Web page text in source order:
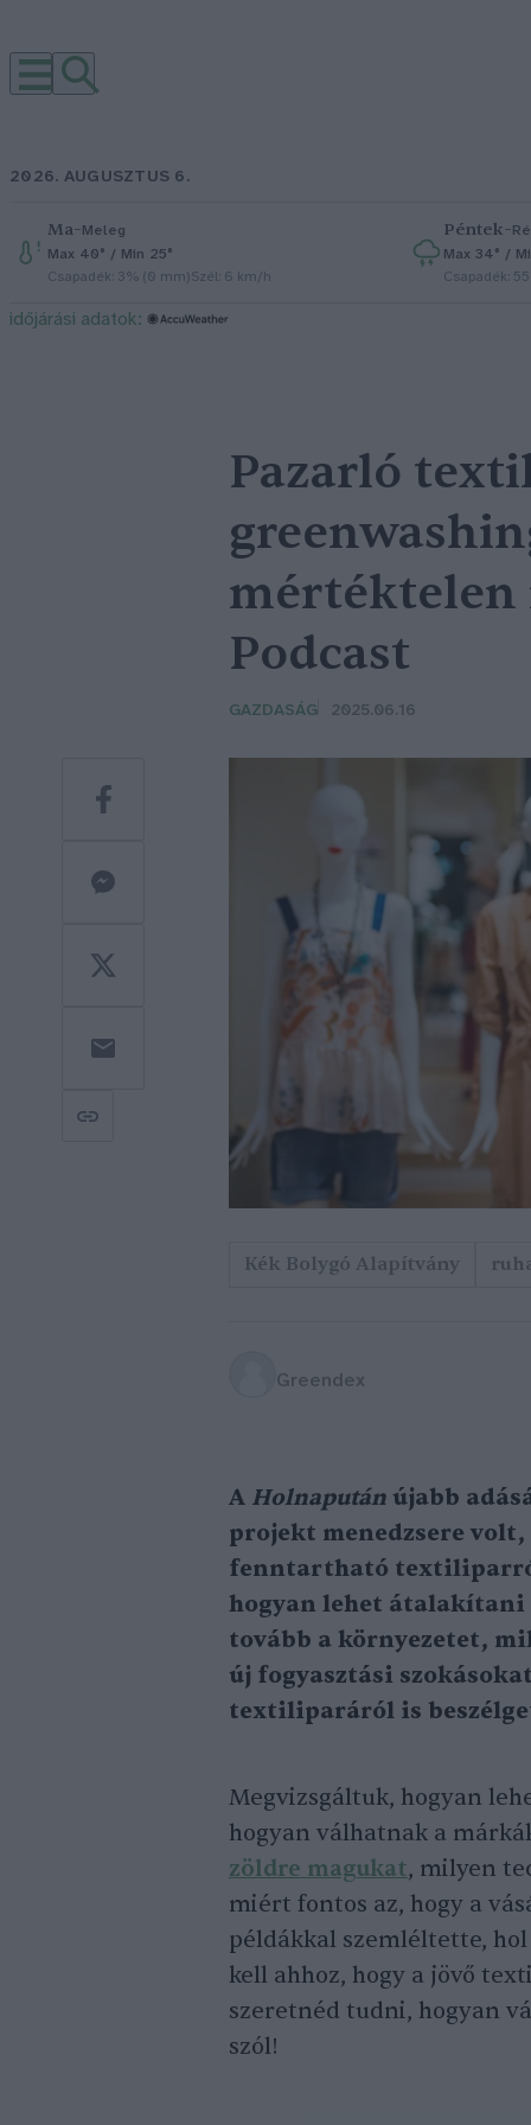
2026. AUGUSZTUS 6.
Ma–Meleg
Max 40° / Min 25°
Csapadék: 3% (0 mm)Szél: 6 km/h
Péntek–
Max 34° /
Csapadék:
időjárási adatok:
Pazarló
mértéktelen
Podcast
GAZDASÁG 2025.06.16
Kék Bolygó Alapítvány
Greendex
A Holnapután újabb
projekt menedzsere
fenntartható
hogyan lehet átalakítani
tovább a környezetet,
új fogyasztási
textiliparáról is
Megvizsgáltuk, hogyan
hogyan válhatnak a
zöldre magukat, milyen
miért fontos az, hogy a
példákkal szemléltette,
kell ahhoz, hogy a jövő
szeretnéd tudni, hogyan
szól!